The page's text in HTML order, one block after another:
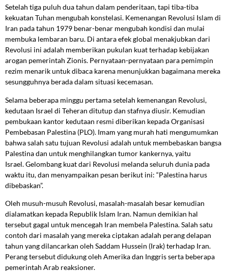
Setelah tiga puluh dua tahun dalam penderitaan, tapi tiba-tiba
kekuatan Tuhan mengubah konstelasi. Kemenangan Revolusi Islam di
Iran pada tahun 1979 benar-benar mengubah kondisi dan mulai
membuka lembaran baru. Di antara efek global menakjubkan dari
Revolusi ini adalah memberikan pukulan kuat terhadap kebijakan
arogan pemerintah Zionis. Pernyataan-pernyataan para pemimpin
rezim menarik untuk dibaca karena menunjukkan bagaimana mereka
sesungguhnya berada dalam situasi kecemasan.
Selama beberapa minggu pertama setelah kemenangan Revolusi,
kedutaan Israel di Teheran ditutup dan stafnya diusir. Kemudian
pembukaan kantor kedutaan resmi diberikan kepada Organisasi
Pembebasan Palestina (PLO). Imam yang murah hati mengumumkan
bahwa salah satu tujuan Revolusi adalah untuk membebaskan bangsa
Palestina dan untuk menghilangkan tumor kankernya, yaitu
Israel. Gelombang kuat dari Revolusi melanda seluruh dunia pada
waktu itu, dan menyampaikan pesan berikut ini: “Palestina harus
dibebaskan”.
Oleh musuh-musuh Revolusi, masalah-masalah besar kemudian
dialamatkan kepada Republik Islam Iran. Namun demikian hal
tersebut gagal untuk mencegah Iran membela Palestina. Salah satu
contoh dari masalah yang mereka ciptakan adalah perang delapan
tahun yang dilancarkan oleh Saddam Hussein (Irak) terhadap Iran.
Perang tersebut didukung oleh Amerika dan Inggris serta beberapa
pemerintah Arab reaksioner.